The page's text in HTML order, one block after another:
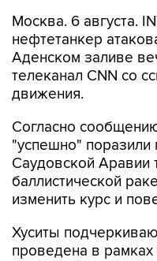
Москва. 6 августа.
нефтетанкер
Аденском заливе
телеканал CNN со
движения.
Согласно
"успешно"
Саудовской Аравии
баллистической
изменить курс и
Хуситы
проведена в